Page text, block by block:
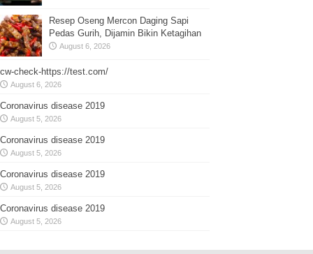
Resep Oseng Mercon Daging Sapi
Pedas Gurih, Dijamin Bikin Ketagihan
August 6, 2026
cw-check-https://test.com/
August 6, 2026
Coronavirus disease 2019
August 5, 2026
Coronavirus disease 2019
August 5, 2026
Coronavirus disease 2019
August 5, 2026
Coronavirus disease 2019
August 5, 2026